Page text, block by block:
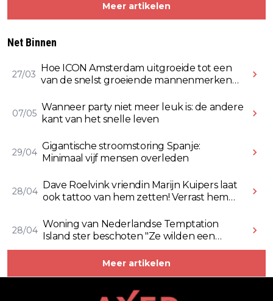
Meer artikelen
Net Binnen
27/03
Hoe ICON Amsterdam uitgroeide tot een
van de snelst groeiende mannenmerken
07/05
Wanneer party niet meer leuk is: de andere
kant van het snelle leven
29/04
Gigantische stroomstoring Spanje:
Minimaal vijf mensen overleden
28/04
Dave Roelvink vriendin Marijn Kuipers laat
ook tattoo van hem zetten! Verrast hem
28/04
Woning van Nederlandse Temptation
Island ster beschoten "Ze wilden een
Rolex stelen" (Video)
Meer artikelen